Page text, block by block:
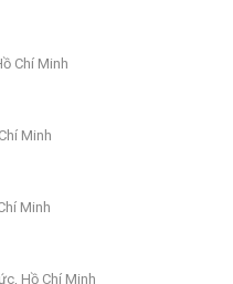
Chí Minh
Minh
Minh
Hồ Chí Minh